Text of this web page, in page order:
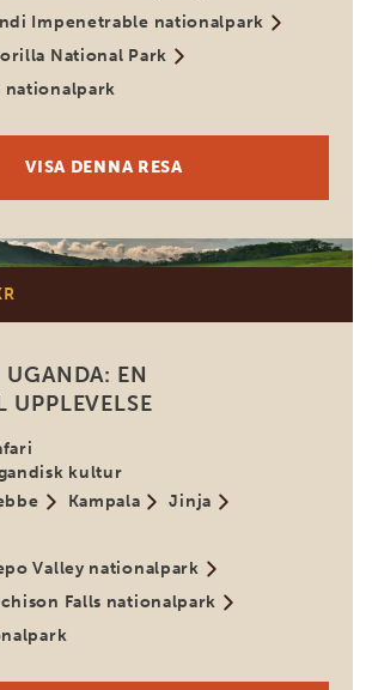
Impenetrable nationalpark
National Park
nationalpark
VISA DENNA RESA
UGANDA: EN
UPPLEVELSE
kultur
Kampala
Jinja
Valley nationalpark
Falls nationalpark